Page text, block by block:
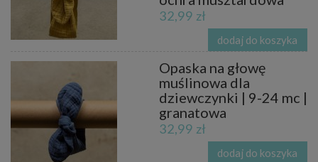
32,99 zł
dodaj do koszyka
Opaska na głowę
muślinowa dla
dziewczynki | 9-24 mc |
granatowa
32,99 zł
dodaj do koszyka